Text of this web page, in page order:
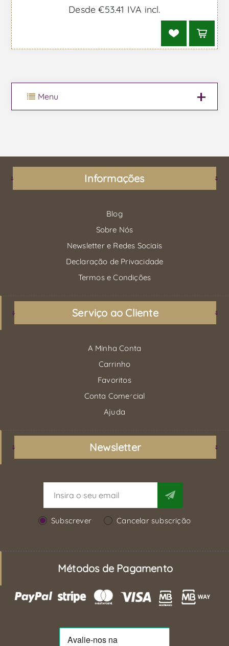
Desde €53,41 IVA incl.
Menu
Informações
Blog
Sobre Nós
Newsletter e Redes Sociais
Declaração de Privacidade
Termos e Condições
Serviço ao Cliente
A Minha Conta
Carrinho
Favoritos
Conta Comercial
Ajuda
Newsletter
Subscrever Cancelar subscrição
Métodos de Pagamento